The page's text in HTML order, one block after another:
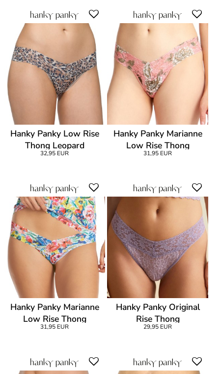
Hanky Panky Low Rise
Thong Leopard
32,95 EUR
Hanky Panky Marianne
Low Rise Thong
31,95 EUR
Hanky Panky Marianne
Low Rise Thong
31,95 EUR
Hanky Panky Original
Rise Thong
29,95 EUR